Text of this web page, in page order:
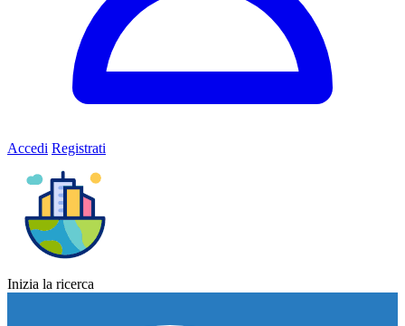
Accedi Registrati
Inizia la ricerca